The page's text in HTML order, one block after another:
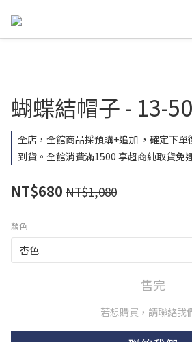
蝴蝶結帽子 - 13-
全店，全館商品採預購+追加 ，確定下
到貨。全館消費滿1500 享超商純取貨免
NT$680 NT$1,080
顏色
售完
若想購買，請聯絡我